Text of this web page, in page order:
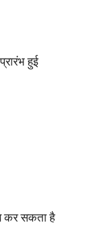
हुई
कर सकता है